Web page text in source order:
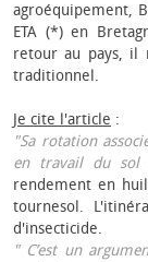
agroéquipement,
ETA (*) en
retour au pays, il
traditionnel.
Je cite l'article :
"Sa rotation
en travail du sol
rendement en
tournesol.
d'insecticide.
" C’est un